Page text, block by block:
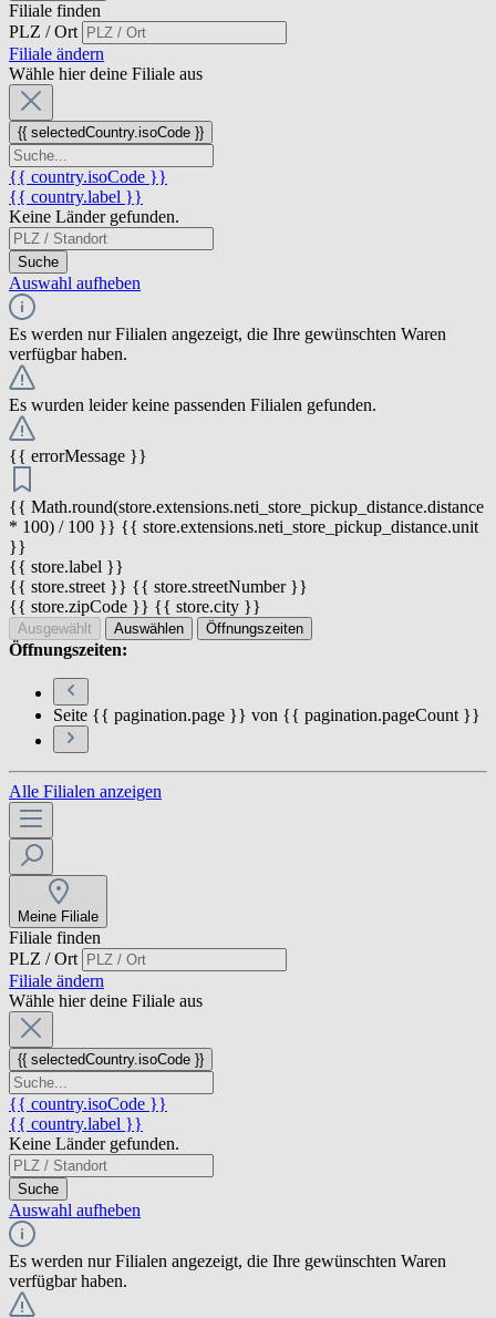
Filiale finden
PLZ / Ort
Filiale ändern
Wähle hier deine Filiale aus
{{ selectedCountry.isoCode }}
{{ country.isoCode }}
{{ country.label }}
Keine Länder gefunden.
Suche
Auswahl aufheben
Es werden nur Filialen angezeigt, die Ihre gewünschten Waren
verfügbar haben.
Es wurden leider keine passenden Filialen gefunden.
{{ errorMessage }}
{{ Math.round(store.extensions.neti_store_pickup_distance.distance
* 100) / 100 }} {{ store.extensions.neti_store_pickup_distance.unit
}}
{{ store.label }}
{{ store.street }} {{ store.streetNumber }}
{{ store.zipCode }} {{ store.city }}
Ausgewählt Auswählen Öffnungszeiten
Öffnungszeiten:
Seite {{ pagination.page }} von {{ pagination.pageCount }}
Alle Filialen anzeigen
Meine Filiale
Filiale finden
PLZ / Ort
Filiale ändern
Wähle hier deine Filiale aus
{{ selectedCountry.isoCode }}
{{ country.isoCode }}
{{ country.label }}
Keine Länder gefunden.
Suche
Auswahl aufheben
Es werden nur Filialen angezeigt, die Ihre gewünschten Waren
verfügbar haben.